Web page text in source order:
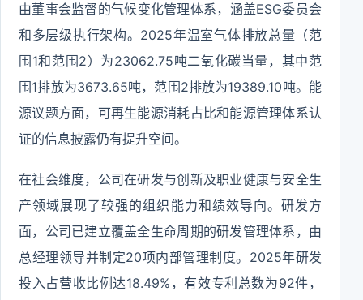
由董事会监督的气候变化管理体系，涵盖ESG委员会
和多层级执行架构。2025年温室气体排放总量（范
围1和范围2）为23062.75吨二氧化碳当量，其中范
围1排放为3673.65吨，范围2排放为19389.10吨。能
源议题方面，可再生能源消耗占比和能源管理体系认
证的信息披露仍有提升空间。
在社会维度，公司在研发与创新及职业健康与安全生
产领域展现了较强的组织能力和绩效导向。研发方
面，公司已建立覆盖全生命周期的研发管理体系，由
总经理领导并制定20项内部管理制度。2025年研发
投入占营收比例达18.49%，有效专利总数为92件，